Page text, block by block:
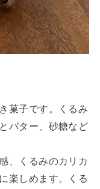
菓子です。くるみ
バター、砂糖など
、くるみのカリカ
楽しめます。くる